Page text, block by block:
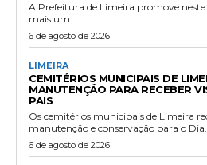
A Prefeitura de Limeira promove neste
mais um...
6 de agosto de 2026
LIMEIRA
CEMITÉRIOS MUNICIPAIS DE
MANUTENÇÃO PARA RECEBER
PAIS
Os cemitérios municipais de Limeira
manutenção e conservação para o
6 de agosto de 2026